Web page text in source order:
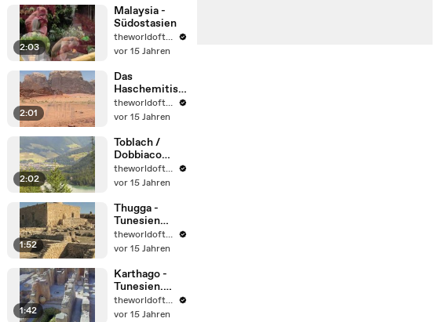
2:03
Malaysia -
Südostasien
theworldoftravel2
vor 15 Jahren
2:01
Das
Haschemitisc
he Königreich
Jordanien
theworldoftravel2
vor 15 Jahren
2:02
Toblach /
Dobbiaco
Südtirol -
Italien
theworldoftravel2
vor 15 Jahren
1:52
Thugga -
Tunesien
UNESCO-
Liste des
e.
theworldoftravel2
vor 15 Jahren
1:42
Karthago -
Tunesien.
Weltkulturerb
e der
theworldoftravel2
vor 15 Jahren